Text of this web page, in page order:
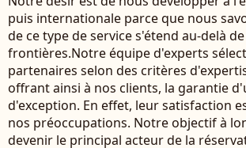
puis internationale parce que nous
de ce type de service s'étend au-delà
frontières.Notre équipe d'experts
partenaires selon des critères
offrant ainsi à nos clients, la garantie
d'exception. En effet, leur satisfaction
nos préoccupations. Notre objectif à
devenir le principal acteur de la